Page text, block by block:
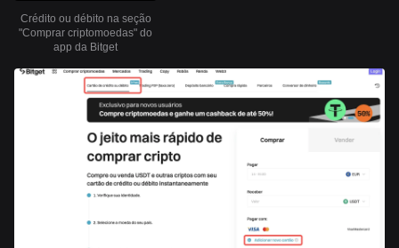
Crédito ou débito na seção
"Comprar criptomoedas" do
app da Bitget